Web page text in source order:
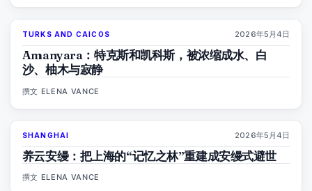
96% 60
TURKS AND CAICOS 2026年5月4日
Amanyara：特克斯和凯科斯，被浓缩成水、白
沙、柚木与寂静
撰文 ELENA VANCE
96% 78
SHANGHAI 2026年5月4日
养云安缦：把上海的“记忆之林”重建成安缦式避世
撰文 ELENA VANCE